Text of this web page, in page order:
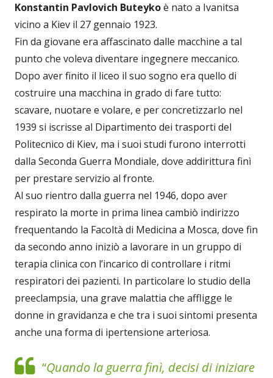
Konstantin Pavlovich Buteykoè nato a Ivanitsa
vicino a Kiev il 27 gennaio 1923.
Fin da giovane era affascinato dalle macchine a tal
punto che voleva diventare ingegnere meccanico.
Dopo aver finito il liceo il suo sogno era quello di
costruire una macchina in grado di fare tutto:
scavare, nuotare e volare, e per concretizzarlo nel
1939 si iscrisse al Dipartimento dei trasporti del
Politecnico di Kiev, ma i suoi studi furono interrotti
dalla Seconda Guerra Mondiale, dove addirittura finì
per prestare servizio al fronte.
Al suo rientro dalla guerra nel 1946, dopo aver
respirato la morte in prima linea cambiò indirizzo
frequentando la Facoltà di Medicina a Mosca, dove fin
da secondo anno iniziò a lavorare in un gruppo di
terapia clinica con l’incarico di controllare i ritmi
respiratori dei pazienti. In particolare lo studio della
preeclampsia, una grave malattia che affligge le
donne in gravidanza e che tra i suoi sintomi presenta
anche una forma di ipertensione arteriosa.
“Quando la guerra finì, decisi di iniziare